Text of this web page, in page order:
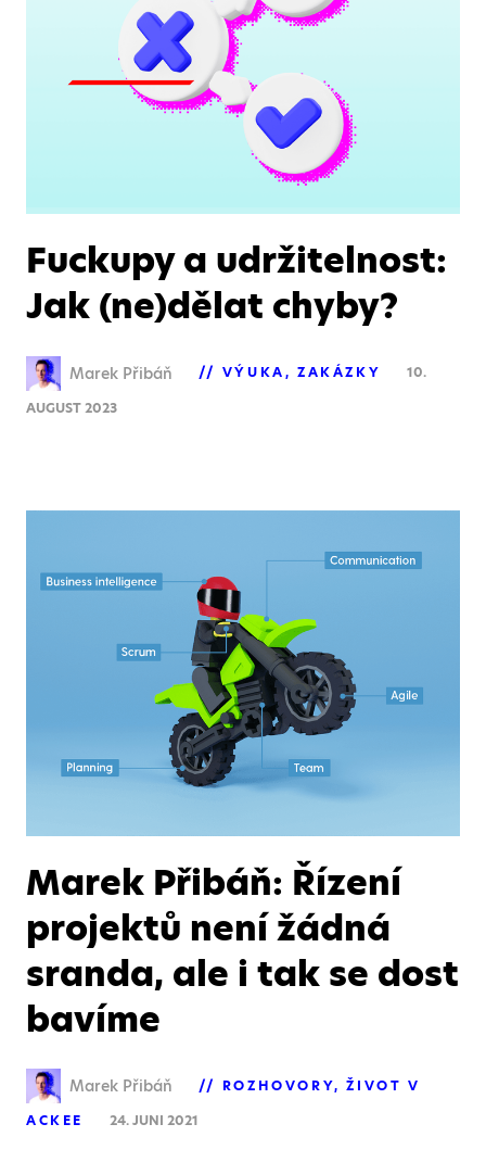
Fuckupy a udržitelnost:
Jak (ne)dělat chyby?
Marek Přibáň VÝUKA ZAKÁZKY
10.
AUGUST 2023
Marek Přibáň: Řízení
projektů není žádná
sranda, ale i tak se dost
bavíme
Marek Přibáň ROZHOVORY
ŽIVOT V
ACKEE
24. JUNI 2021